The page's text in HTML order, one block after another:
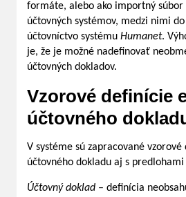
formáte, alebo ako importný súbor
účtovných systémov, medzi nimi
účtovníctvo systému Humanet.
je, že je možné nadefinovať
účtovných dokladov.
Vzorové definície
účtovného
V systéme sú zapracované
účtovného dokladu aj s
Účtovný doklad – definícia